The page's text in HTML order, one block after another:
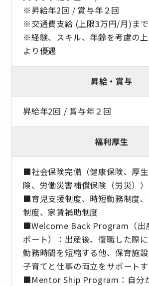
※昇給年2回 / 賞与年２回
※交通費支給 (上限3万円/月)まで
※経験、スキル、年齢を考慮の
より優遇
昇給・賞与
昇給年2回 / 賞与年２回
福利厚生
■社会保険完備（健康保険、厚
険、労働災害補償保険（労災））
■育児支援制度、時短勤務制度
制度、家賃補助制度
■Welcome Back Program（出
ポート）：出産後、復職した際に
勤務時間を短縮する他、保育施
子育てと仕事の両立をサポート
■Mentor Ship Program：自分